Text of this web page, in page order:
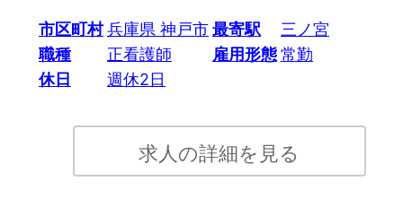
市区町村兵庫県 神戸市最寄駅
三ノ宮
職種
正看護師 雇用形態常勤
休日
週休2日
求人の詳細を見る